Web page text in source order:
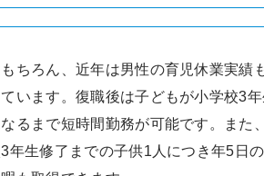
ちろん、近年は男性の育児休業実績
います。復職後は子どもが小学校3年
るまで短時間勤務が可能です。また、
年生修了までの子供1人につき年5日